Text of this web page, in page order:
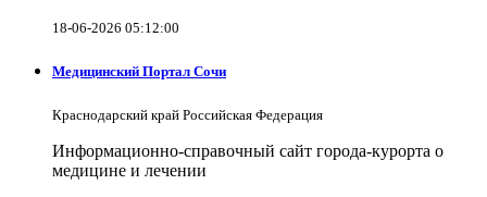
18-06-2026 05:12:00
Медицинский Портал Сочи
Краснодарский край Российская Федерация
Информационно-справочный сайт города-курорта о
медицине и лечении